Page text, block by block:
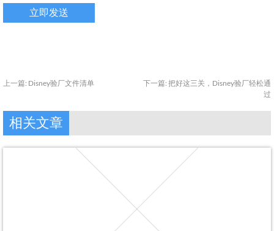
上一篇: Disney验厂文件清单 下一篇: 把好这三关，Disney验厂轻松通
过
相关文章